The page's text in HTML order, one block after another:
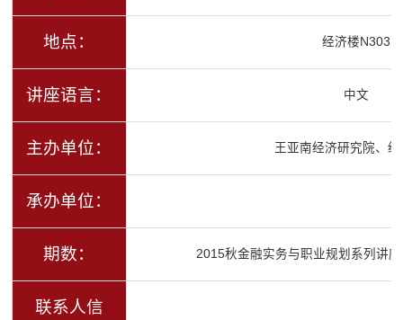
地点： 经济楼N303
讲座语言： 中文
主办单位： 王亚南经济研究院、
承办单位：
期数： 2015秋金融实务与职业规划系列讲
联系人信